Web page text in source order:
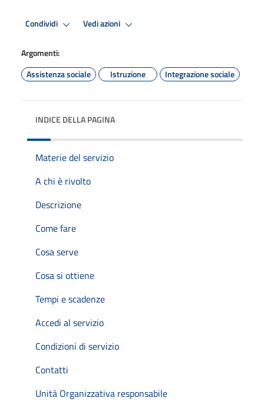
Condividi Vedi azioni
Argomenti:
Assistenza sociale
Istruzione Integrazione sociale
INDICE DELLA PAGINA
Materie del servizio
A chi è rivolto
Descrizione
Come fare
Cosa serve
Cosa si ottiene
Tempi e scadenze
Accedi al servizio
Condizioni di servizio
Contatti
Unità Organizzativa responsabile